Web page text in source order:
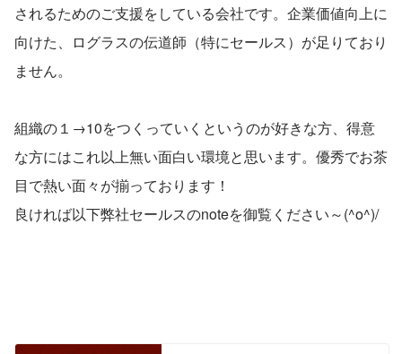
されるためのご支援をしている会社です。企業価値向上に
向けた、ログラスの伝道師（特にセールス）が足りており
ません。
組織の１→10をつくっていくというのが好きな方、得意
な方にはこれ以上無い面白い環境と思います。優秀でお茶
目で熱い面々が揃っております！
良ければ以下弊社セールスのnoteを御覧ください～(^o^)/